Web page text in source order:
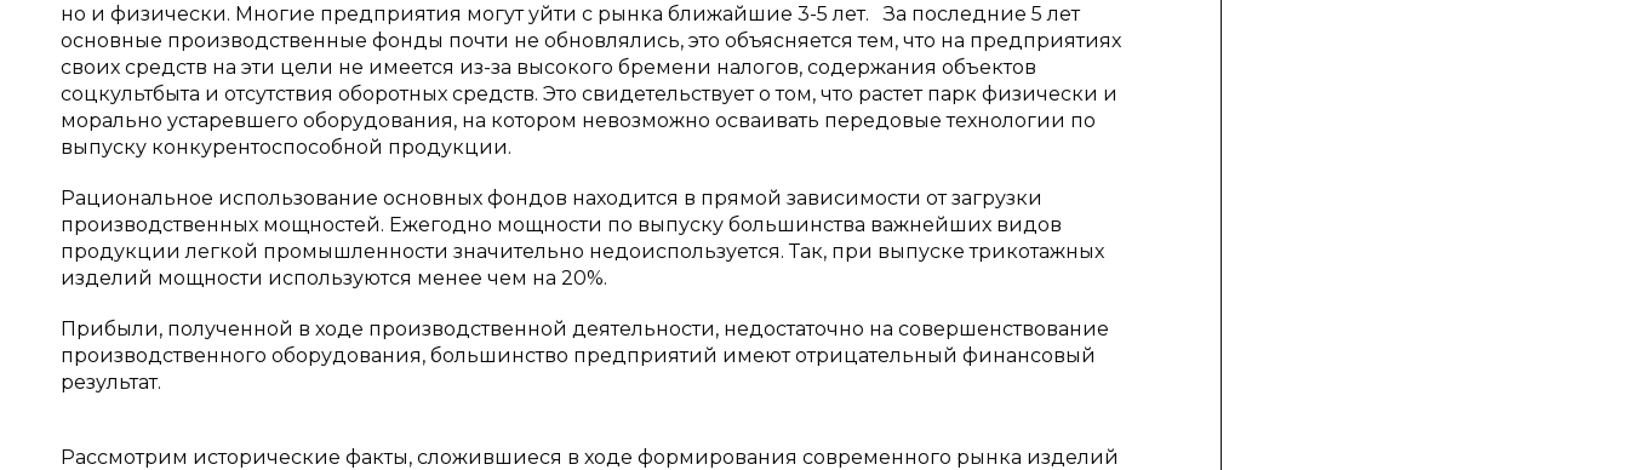
но и физически. Многие предприятия могут уйти с рынка ближайшие 3-5 лет.
За последние 5 лет
основные производственные фонды почти не обновлялись, это объясняется тем, что на предприятиях
своих средств на эти цели не имеется из-за высокого бремени налогов, содержания объектов
соцкультбыта и отсутствия оборотных средств. Это свидетельствует о том, что растет парк физически и
морально устаревшего оборудования, на котором невозможно осваивать передовые технологии по
выпуску конкурентоспособной продукции.
Рациональное использование основных фондов находится в прямой зависимости от загрузки
производственных мощностей. Ежегодно мощности по выпуску большинства важнейших видов
продукции легкой промышленности значительно недоиспользуется. Так, при выпуске трикотажных
изделий мощности используются менее чем на 20%.
Прибыли, полученной в ходе производственной деятельности, недостаточно на совершенствование
производственного оборудования, большинство предприятий имеют отрицательный финансовый
результат.
Рассмотрим исторические факты, сложившиеся в ходе формирования современного рынка изделий